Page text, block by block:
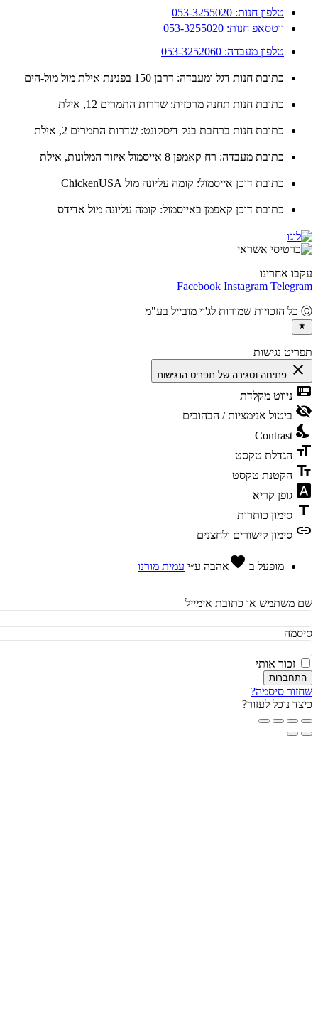
טלפון חנות: 053-3255020
ווטסאפ חנות: 053-3255020
טלפון מעבדה: 053-3252060
כתובת חנות דגל ומעבדה: דרבן 150 בפנינת אילת מול מול-הים
כתובת חנות תחנה מרכזית: שדרות התמרים 12, אילת
כתובת חנות ברחבת בנק דיסקונט: שדרות התמרים 2, אילת
כתובת מעבדה: רח קאמפן 8 אייסמול איזור המלונות, אילת
כתובת דוכן אייסמול: קומה עליונה מול ChickenUSA
כתובת דוכן קאפמן באייסמול: קומה עליונה מול אדידס
אחרינו
Facebook Instagram
נגישות
פתיחה וסגירה של תפריט הנגישות
ניווט מקלדת
ביטול אנימציות / הבהובים
Contrast
הגדלת טקסט
הקטנת טקסט
גופן קריא
סימון כותרות
סימון קישורים ולחצנים
מופעל בfavorite אהבהע״י עמית מורנו
או כתובת אימייל
זכור אותי
סיסמה?
נוכל לעזור?